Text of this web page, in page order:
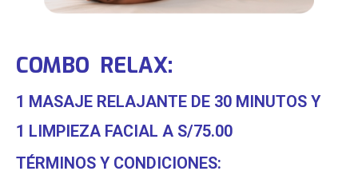
COMBO RELAX:
1 MASAJE RELAJANTE DE 30 MINUTOS Y
1 LIMPIEZA FACIAL A S/75.00
TÉRMINOS Y CONDICIONES: